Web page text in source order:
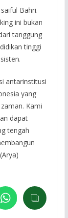
Bahri.
ini bukan
tanggung
tinggi
antarinstitusi
yang
Kami
dapat
tengah